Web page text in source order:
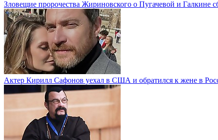
Зловещие пророчества Жириновского о Пугачевой и Галкине
Актер Кирилл Сафонов уехал в США и обратился к жене в